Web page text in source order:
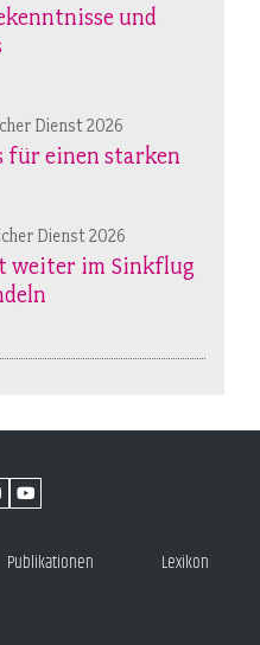
und
Dienst 2026
für einen starken
Dienst 2026
weiter im Sinkflug
Publikationen Lexikon